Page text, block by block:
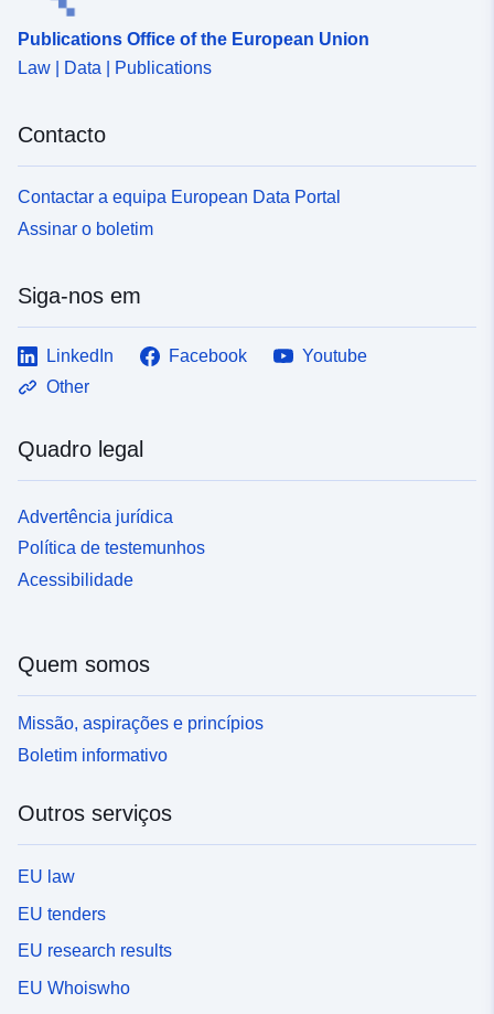
Publications Office of the European Union
Law | Data | Publications
Contacto
Contactar a equipa European Data Portal
Assinar o boletim
Siga-nos em
LinkedIn Facebook
Youtube
Other
Quadro legal
Advertência jurídica
Política de testemunhos
Acessibilidade
Quem somos
Missão, aspirações e princípios
Boletim informativo
Outros serviços
EU law
EU tenders
EU research results
EU Whoiswho